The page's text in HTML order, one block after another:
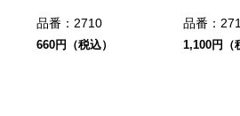
品番： 2710
660円（税込）
品番：
1,100円（